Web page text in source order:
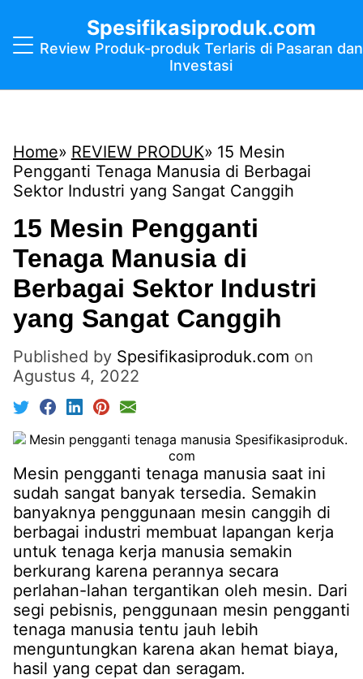
Spesifikasiproduk.com
Review Produk-produk Terlaris di Pasaran dan
Investasi
Home REVIEW PRODUK
15 Mesin
Pengganti Tenaga Manusia di Berbagai
Sektor Industri yang Sangat Canggih
15 Mesin Pengganti
Tenaga Manusia di
Berbagai Sektor Industri
yang Sangat Canggih
Published by Spesifikasiproduk.com on
Agustus 4, 2022
Mesin pengganti tenaga manusia saat ini
sudah sangat banyak tersedia. Semakin
banyaknya penggunaan mesin canggih di
berbagai industri membuat lapangan kerja
untuk tenaga kerja manusia semakin
berkurang karena perannya secara
perlahan-lahan tergantikan oleh mesin. Dari
segi pebisnis, penggunaan mesin pengganti
tenaga manusia tentu jauh lebih
menguntungkan karena akan hemat biaya,
hasil yang cepat dan seragam.